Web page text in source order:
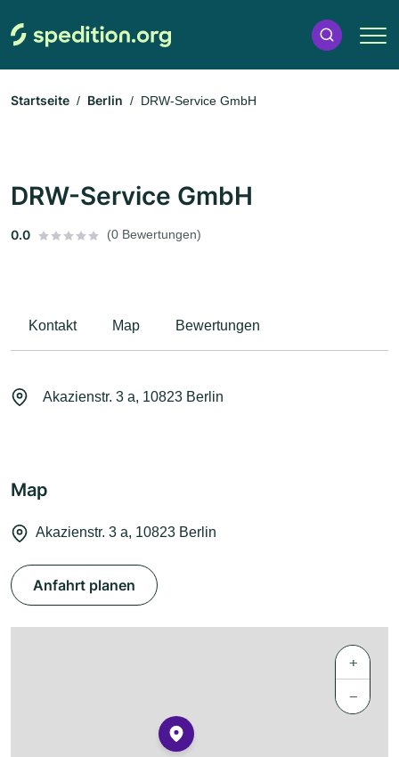
Startseite Berlin DRW-Service GmbH
DRW-Service GmbH
0.0 (0 Bewertungen)
Kontakt Map Bewertungen
Akazienstr. 3 a, 10823 Berlin
Map
Akazienstr. 3 a, 10823 Berlin
Anfahrt planen
+
−